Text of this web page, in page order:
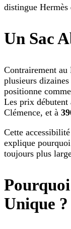
distingue Hermès
Un Sac
Contrairement
plusieurs
positionne
Les prix débutent
Clémence, et à
Cette
explique
toujours plus
Unique ?